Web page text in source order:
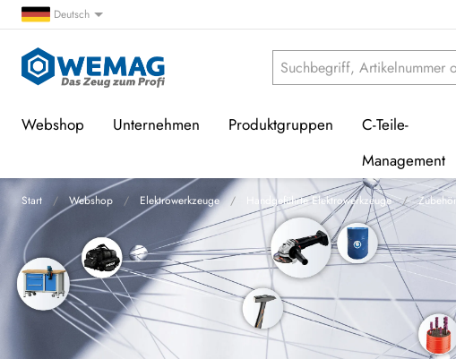
Deutsch
Webshop Unternehmen Produktgruppen
C-Teile-
Management
Start Webshop Elektrowerkzeuge Handgeführte Elektrowerkzeuge Zubehör